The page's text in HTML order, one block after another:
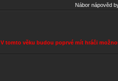
Nábor nápověd
V tomto věku budou poprvé mít hráči